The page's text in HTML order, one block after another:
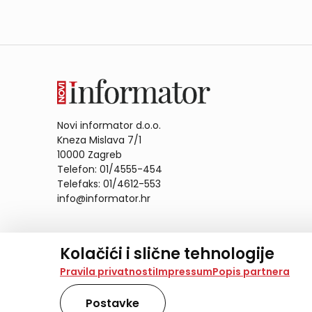
Kolačići i slične tehnologije
Na našoj web stranici koristimo kolačiće i slične
analiziramo promet na stranici te prikazujemo
također koriste ove tehnologije.
Pravila privatnostiImpressumPopis partnera
Postavke
Novi informator d.o.o.
Kneza Mislava 7/1
10000 Zagreb
Telefon: 01/4555-454
Telefaks: 01/4612-553
info@informator.hr